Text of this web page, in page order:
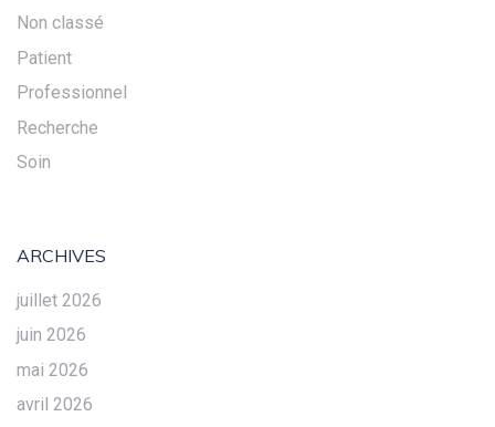
Non classé
Patient
Professionnel
Recherche
Soin
ARCHIVES
juillet 2026
juin 2026
mai 2026
avril 2026